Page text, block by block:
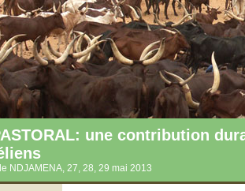
une contribution
NDJAMENA, 27, 28, 29 mai 2013